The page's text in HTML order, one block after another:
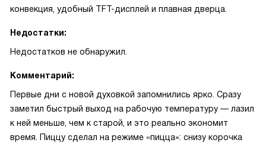
конвекция, удобный TFT-дисплей и плавная дверца.
Недостатки:
Недостатков не обнаружил.
Комментарий:
Первые дни с новой духовкой запомнились ярко. Сразу
заметил быстрый выход на рабочую температуру — лазил
к ней меньше, чем к старой, и это реально экономит
время. Пиццу сделал на режиме «пицца»: снизу корочка